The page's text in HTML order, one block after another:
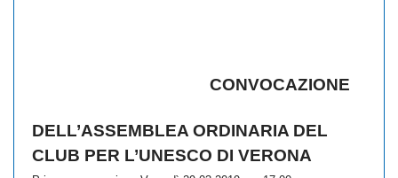
CONVOCAZIONE
DELL’ASSEMBLEA ORDINARIA DEL
CLUB PER L’UNESCO DI VERONA